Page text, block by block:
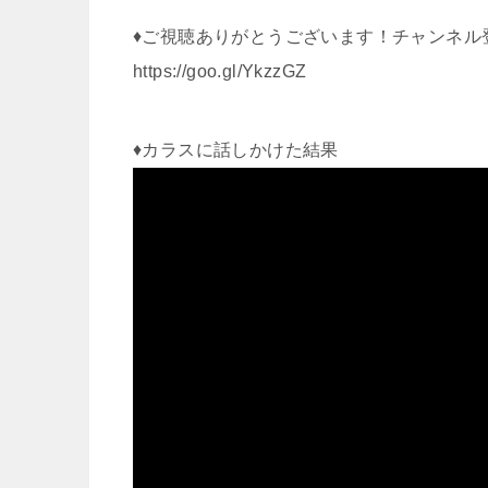
♦ご視聴ありがとうございます！チャンネル
https://goo.gl/YkzzGZ
♦カラスに話しかけた結果